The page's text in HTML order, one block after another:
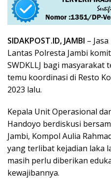
SIDAKPOST.ID, JAMBI –
Lantas Polresta Jambi
SWDKLLJ bagi masyarakat
temu koordinasi di Resto
2023 lalu.
Kepala Unit Operasional
Handoyo berdiskusi
Jambi, Kompol Aulia
yang terlibat kejadian laka
masih perlu diberikan
kewajibannya.